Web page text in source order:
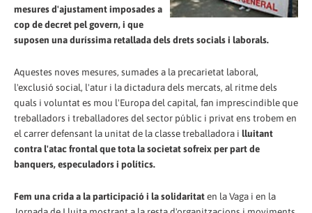
mesures d'ajustament imposades a
cop de decret pel govern, i que
suposen una duríssima retallada dels drets socials i laborals.
Aquestes noves mesures, sumades a la precarietat laboral,
l'exclusió social, l'atur i la dictadura dels mercats, al ritme dels
quals i voluntat es mou l'Europa del capital, fan imprescindible que
treballadors i treballadores del sector públic i privat ens trobem en
el carrer defensant la unitat de la classe treballadora i lluitant
contra l'atac frontal que tota la societat sofreix per part de
banquers, especuladors i polítics.
Fem una crida a la participació i la solidaritaten la Vaga i en la